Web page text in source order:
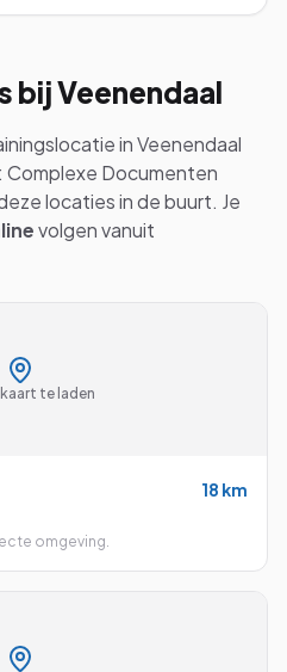
bijVeenendaal
inVeenendaal
Complexe Documenten
locaties in de buurt. Je
volgen vanuit
te laden
18 km
omgeving.